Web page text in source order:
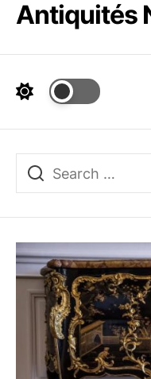
SkipAntiquités